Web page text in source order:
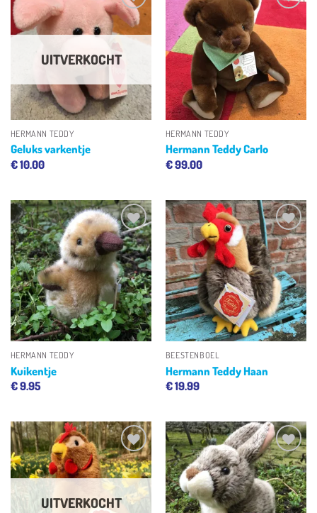
Toevoegen
aan
verlanglijst
UITVERKOCHT
HERMANN TEDDY
Geluks varkentje
€10.00
Toevoegen
aan
verlanglijst
HERMANN TEDDY
Hermann Teddy Carlo
€99.00
Toevoegen
aan
verlanglijst
HERMANN TEDDY
Kuikentje
€9.95
Toevoegen
aan
verlanglijst
BEESTENBOEL
Hermann Teddy Haan
€19.99
Toevoegen
aan
verlanglijst
UITVERKOCHT
Toevoegen
aan
verlanglijst